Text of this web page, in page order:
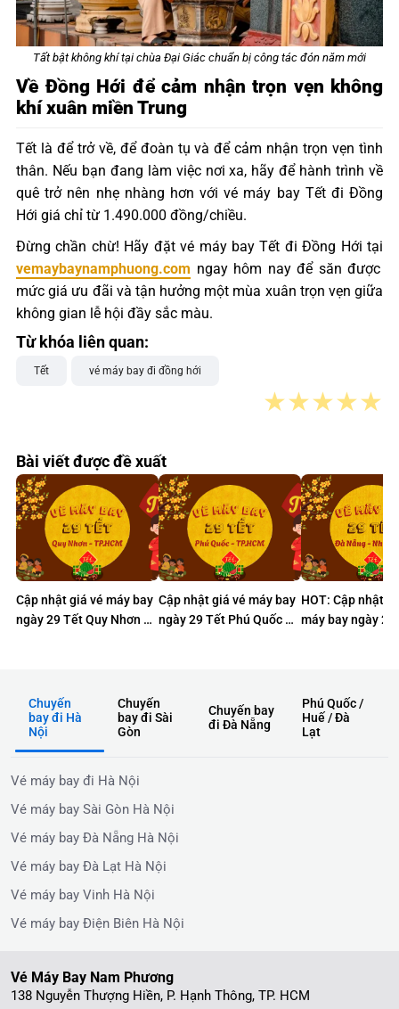
Tất bật không khí tại chùa Đại Giác chuẩn bị công tác đón năm mới
Về Đồng Hới để cảm nhận trọn vẹn không
khí xuân miền Trung
Tết là để trở về, để đoàn tụ và để cảm nhận trọn vẹn tình
thân. Nếu bạn đang làm việc nơi xa, hãy để hành trình về
quê trở nên nhẹ nhàng hơn với vé máy bay Tết đi Đồng
Hới giá chỉ từ 1.490.000 đồng/chiều.
Đừng chần chừ! Hãy đặt vé máy bay Tết đi Đồng Hới tại
vemaybaynamphuong.com ngay hôm nay để săn được
mức giá ưu đãi và tận hưởng một mùa xuân trọn vẹn giữa
không gian lễ hội đầy sắc màu.
Từ khóa liên quan:
Tết vé máy bay đi đồng hới
★★★★★
Bài viết được đề xuất
Cập nhật giá vé máy bay
ngày 29 Tết Quy Nhơn –
Cập nhật giá vé máy bay
ngày 29 Tết Phú Quốc –
HOT: Cập nhật
máy bay ngày
Chuyến
bay đi Hà
Nội
Chuyến
bay đi Sài
Gòn
Chuyến bay
đi Đà Nẵng
Phú Quốc /
Huế / Đà
Lạt
Vé máy bay đi Hà Nội
Vé máy bay Sài Gòn Hà Nội
Vé máy bay Đà Nẵng Hà Nội
Vé máy bay Đà Lạt Hà Nội
Vé máy bay Vinh Hà Nội
Vé máy bay Điện Biên Hà Nội
Vé Máy Bay Nam Phương
138 Nguyễn Thượng Hiền, P. Hạnh Thông, TP. HCM